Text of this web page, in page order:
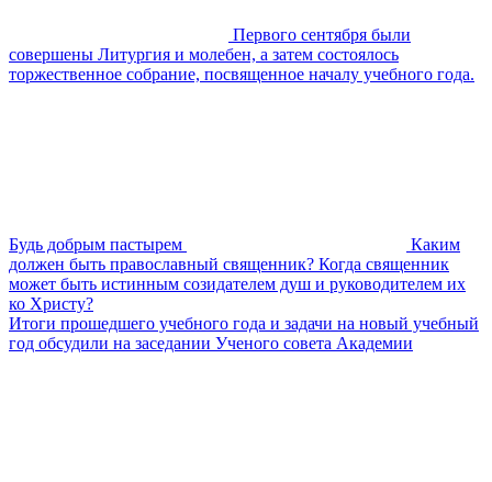
Первого сентября были
совершены Литургия и молебен, а затем состоялось
торжественное собрание, посвященное началу учебного года.
Будь добрым пастырем
Каким
должен быть православный священник? Когда священник
может быть истинным созидателем душ и руководителем их
ко Христу?
Итоги прошедшего учебного года и задачи на новый учебный
год обсудили на заседании Ученого совета Академии